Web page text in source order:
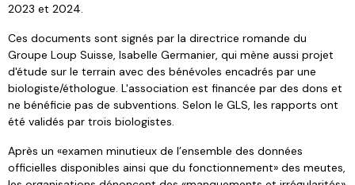
2023 et 2024.
Ces documents sont signés par la directrice romande du
Groupe Loup Suisse, Isabelle Germanier, qui mène aussi projet
d'étude sur le terrain avec des bénévoles encadrés par une
biologiste/éthologue. L'association est financée par des dons et
ne bénéficie pas de subventions. Selon le GLS, les rapports ont
été validés par trois biologistes.
Après un «examen minutieux de l’ensemble des données
officielles disponibles ainsi que du fonctionnement» des meutes,